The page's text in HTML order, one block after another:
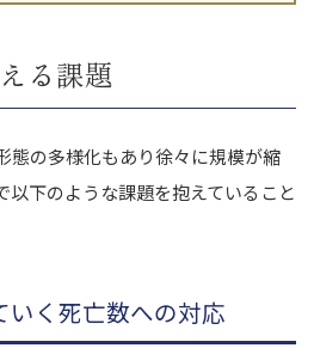
る課題
態の多様化もあり徐々に規模が縮
以下のような課題を抱えていること
いく死亡数への対応